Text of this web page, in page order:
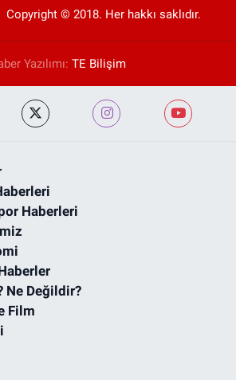
Copyright © 2018. Her hakkı saklıdır.
Yazılımı: TE Bilişim
Haberleri
Ne Değildir?
Film